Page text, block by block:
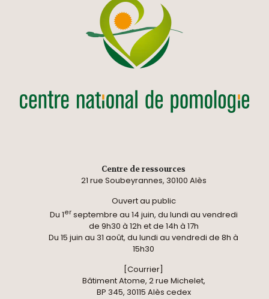
Centre de ressources
21 rue Soubeyrannes, 30100 Alès
Ouvert au public
Du 1erseptembre au 14 juin, du lundi au vendredi
de 9h30 à 12h et de 14h à 17h
Du 15 juin au 31 août, du lundi au vendredi de 8h à
15h30
[Courrier]
Bâtiment Atome, 2 rue Michelet,
BP 345, 30115 Alès cedex